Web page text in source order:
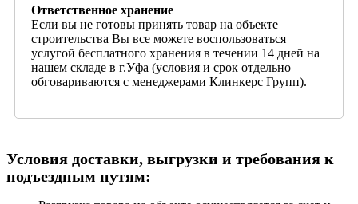
Ответственное хранение
Если вы не готовы принять товар на объекте
строительства Вы все можете воспользоваться
услугой бесплатного хранения в течении 14 дней на
нашем складе в г.Уфа (условия и срок отдельно
обговариваются с менеджерами Клинкерс Групп).
Условия доставки, выгрузки и требования к
подъездным путям: